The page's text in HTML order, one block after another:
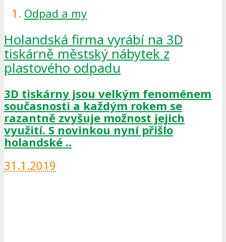
Odpad a my
Holandská firma vyrábí na 3D
tiskárně městský nábytek z
plastového odpadu
3D tiskárny jsou velkým fenoménem
současnosti a každým rokem se
razantně zvyšuje možnost jejich
využití. S novinkou nyní přišlo
holandské ..
31.1.2019